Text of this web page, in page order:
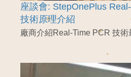
座談會: StepOnePlus
技術原理介紹
廠商介紹Real-Time PCR 技術